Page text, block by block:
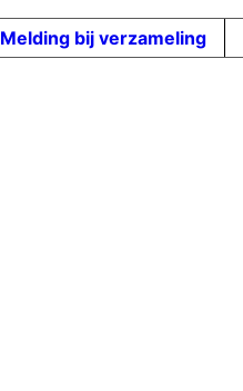
Melding bij verzameling